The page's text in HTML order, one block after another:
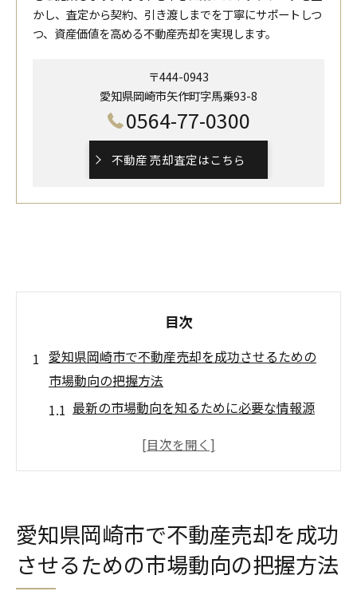
かし、査定から契約、引き渡しまでを丁寧にサポートしつ
つ、資産価値を高める不動産売却を実現します。
〒444-0943
愛知県岡崎市矢作町字馬乗93-8
0564-77-0300
不動産 売却査定はこちら
目次
愛知県岡崎市で不動産売却を成功させるための
市場動向の把握方法
最新の市場動向を知るために必要な情報源
地価の変動を理解するための分析手法
市場動向が不動産売却に与える影響
不動産売却における戦略的なステップで最大利
益を追求
愛知県岡崎市で不動産売却を成功
させるための市場動向の把握方法